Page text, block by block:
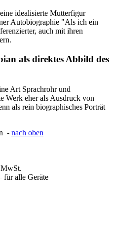
idealisierte Mutterfigur
Autobiographie "Als ich ein
auch mit ihren
als direktes Abbild des
Art Sprachrohr und
Werk eher als Ausdruck von
als rein biographisches Porträt
- nach oben
für alle Geräte